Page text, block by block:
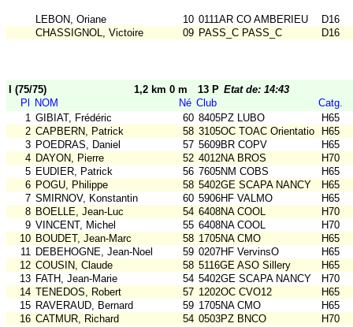
LEBON, Oriane 10 0111AR CO AMBERIEU
D16
CHASSIGNOL, Victoire
09 PASS_C PASS_C D16
I (75/75) 1,2 km 0 m 13 P Etat de: 14:43
Pl
NOM Né Club
Catg.
1 GIBIAT, Frédéric 60 8405PZ LUBO
H65
2 CAPBERN, Patrick 58 3105OC TOAC Orientatio
H65
3 POEDRAS, Daniel 57 5609BR COPV
H65
4 DAYON, Pierre 52 4012NA BROS
H70
5 EUDIER, Patrick 56 7605NM COBS
H65
6 POGU, Philippe 58 5402GE SCAPA NANCY
H65
7 SMIRNOV, Konstantin 60 5906HF VALMO
H65
8 BOELLE, Jean-Luc 54 6408NA COOL
H70
9 VINCENT, Michel 55 6408NA COOL
H70
10 BOUDET, Jean-Marc 58 1705NA CMO
H65
11 DEBEHOGNE, Jean-Noel 59 0207HF VervinsO
H65
12 COUSIN, Claude 58 5116GE ASO Sillery
H65
13 FATH, Jean-Marie 54 5402GE SCAPA NANCY
H70
14 TENEDOS, Robert 57 1202OC CVO12
H65
15 RAVERAUD, Bernard 59 1705NA CMO
H65
16 CATMUR, Richard 54 0503PZ BNCO
H70